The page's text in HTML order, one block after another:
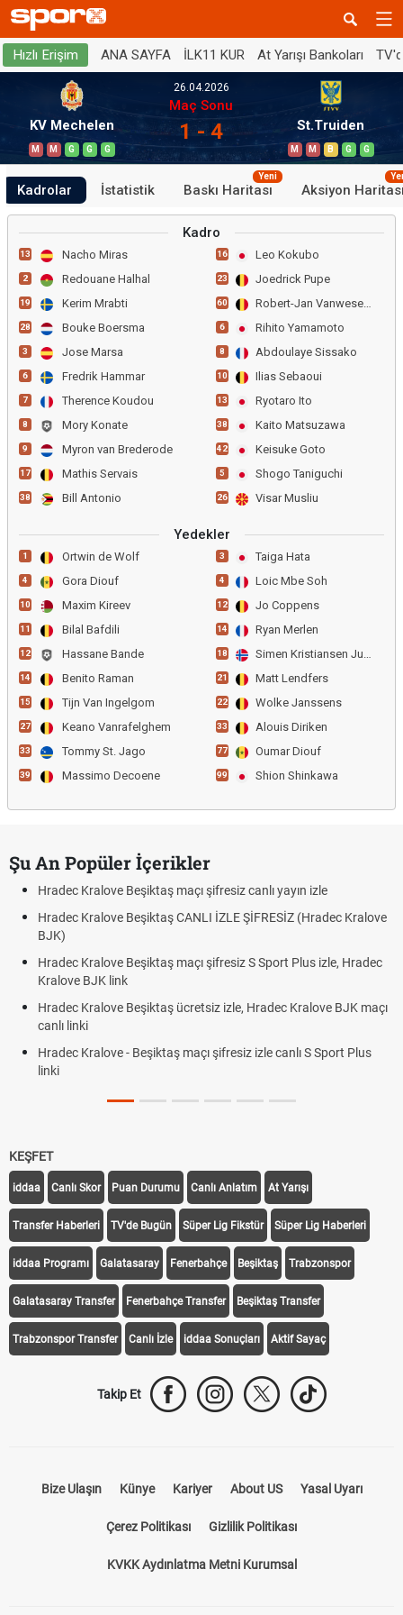
Hızlı Erişim ANA SAYFA İLK11 KUR At Yarışı Bankoları
KV Mechelen
M M G G G
26.04.2026
Maç Sonu
1 - 4 St.Truiden
M M B G G
Kadrolar İstatistik Baskı Haritası
Yeni
Aksiyon
Kadro
13 Nacho Miras
2 Redouane Halhal
19 Kerim Mrabti
28 Bouke Boersma
3 Jose Marsa
6 Fredrik Hammar
7 Therence Koudou
8 Mory Konate
9 Myron van Brederode
17 Mathis Servais
38 Bill Antonio
16 Leo Kokubo
23 Joedrick Pupe
60 Robert-Jan Vanwesemael
6 Rihito Yamamoto
8 Abdoulaye Sissako
10 Ilias Sebaoui
13 Ryotaro Ito
38 Kaito Matsuzawa
42 Keisuke Goto
5 Shogo Taniguchi
26 Visar Musliu
Yedekler
1 Ortwin de Wolf
4 Gora Diouf
10 Maxim Kireev
11 Bilal Bafdili
12 Hassane Bande
14 Benito Raman
15 Tijn Van Ingelgom
27 Keano Vanrafelghem
33 Tommy St. Jago
39 Massimo Decoene
3 Taiga Hata
4 Loic Mbe Soh
12 Jo Coppens
14 Ryan Merlen
18 Simen Kristiansen Juklero
21 Matt Lendfers
22 Wolke Janssens
33 Alouis Diriken
77 Oumar Diouf
99 Shion Shinkawa
Şu An Popüler İçerikler
Hradec Kralove Beşiktaş maçı şifresiz canlı yayın izle
Hradec Kralove Beşiktaş CANLI İZLE ŞİFRESİZ (Hradec Kralove
BJK)
Hradec Kralove Beşiktaş maçı şifresiz S Sport Plus izle, Hradec
Kralove BJK link
Hradec Kralove Beşiktaş ücretsiz izle, Hradec Kralove BJK maçı
canlı linki
Hradec Kralove - Beşiktaş maçı şifresiz izle canlı S Sport Plus
linki
KEŞFET
iddaa Canlı Skor Puan Durumu Canlı Anlatım At Yarışı
Transfer Haberleri TV'de Bugün Süper Lig Fikstür Süper Lig Haberleri
iddaa Programı Galatasaray Fenerbahçe Beşiktaş Trabzonspor
Galatasaray Transfer Fenerbahçe Transfer Beşiktaş Transfer
Trabzonspor Transfer Canlı İzle iddaa Sonuçları Aktif Sayaç
Takip Et
Bize Ulaşın Künye Kariyer About US Yasal Uyarı
Çerez Politikası Gizlilik Politikası
KVKK Aydınlatma Metni Kurumsal